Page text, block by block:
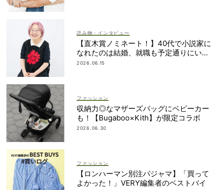
読み物・インタビュー
【直木賞ノミネート！】40代で小説家に
なれたのは結婚、就職も予定通りにいか
なかったから｜朝倉かすみさん
2026.06.15
ファッション
収納力◎なマザーズバッグにベビーカー
も！【Bugaboo×Kith】が限定コラボ
2026.06.30
ファッション
【ロンハーマン別注パジャマ】「買って
よかった！」VERY編集者のベストバイ